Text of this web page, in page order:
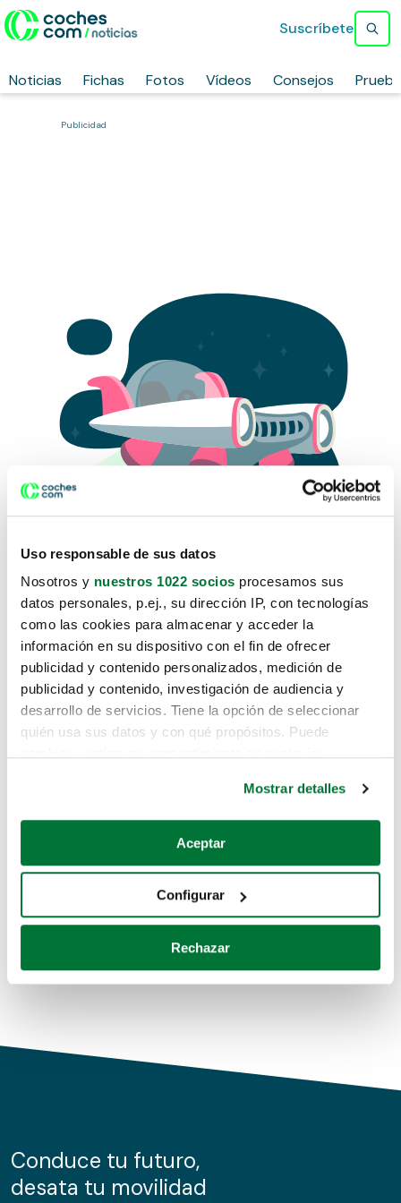
Uso responsable de sus datos
Nosotros y nuestros 1022 socios procesamos sus
datos personales, p.ej., su dirección IP, con tecnologías
como las cookies para almacenar y acceder la
información en su dispositivo con el fin de ofrecer
publicidad y contenido personalizados, medición de
publicidad y contenido, investigación de audiencia y
desarrollo de servicios. Tiene la opción de seleccionar
quién usa sus datos y con qué propósitos. Puede
Si lo permite, también quisiéramos:
Recopilar información sobre su ubicación geográfica
Identificar su dispositivo analizándolo activamente
para buscar características específicas (huellas
Obtenga más información sobre cómo se procesan sus
de cookies.
información sobre el uso que haga del sitio web con
nuestros partners de redes sociales, publicidad y análisis
Mostrar detalles
Aceptar
Configurar
Rechazar
Noticias Fichas Fotos Vídeos Consejos
Suscríbete
Publicidad
Lo sentimos, no sabemos como
te hemos traido hasta aquí.
Pero puedes encontrar el coche que estás
buscando en alguno de estos enlaces:
Coches de segunda mano
Coches de km0
Conduce tu futuro,
desata tu movilidad